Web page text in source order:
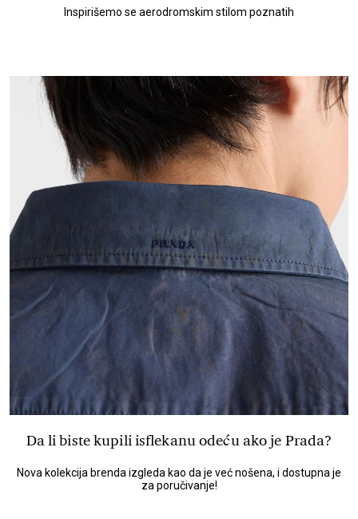
Inspirišemo se aerodromskim stilom poznatih
Da li biste kupili isflekanu odeću ako je Prada?
Nova kolekcija brenda izgleda kao da je već nošena, i dostupna je
za poručivanje!